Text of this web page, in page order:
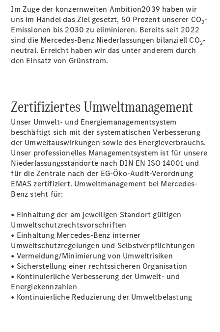
Beratung
vereinbaren
Servicetermin
vereinbaren
Tel: +49
8671 96320
Kaufen
Übersicht
Gebrauchtwagensuche
Junge
Sterne
Junge
Sterne -
elektrisch
Im Zuge der konzernweiten Ambition2039 haben wir
uns im Handel das Ziel gesetzt, 50 Prozent unserer CO2-
Emissionen bis 2030 zu eliminieren. Bereits seit 2022
sind die Mercedes-Benz Niederlassungen bilanziell CO2-
neutral. Erreicht haben wir das unter anderem durch
den Einsatz von Grünstrom.
Zertifiziertes Umweltmanagement
Unser Umwelt- und Energiemanagementsystem
beschäftigt sich mit der systematischen Verbesserung
der Umweltauswirkungen sowie des Energieverbrauchs.
Unser professionelles Managementsystem ist für unsere
Niederlassungsstandorte nach DIN EN ISO 14001 und
für die Zentrale nach der EG-Öko-Audit-Verordnung
EMAS zertifiziert. Umweltmanagement bei Mercedes-
Benz steht für:
• Einhaltung der am jeweiligen Standort gültigen
Umweltschutzrechtsvorschriften
• Einhaltung Mercedes-Benz interner
Umweltschutzregelungen und Selbstverpflichtungen
• Vermeidung/Minimierung von Umweltrisiken
• Sicherstellung einer rechtssicheren Organisation
• Kontinuierliche Verbesserung der Umwelt- und
Energiekennzahlen
• Kontinuierliche Reduzierung der Umweltbelastung